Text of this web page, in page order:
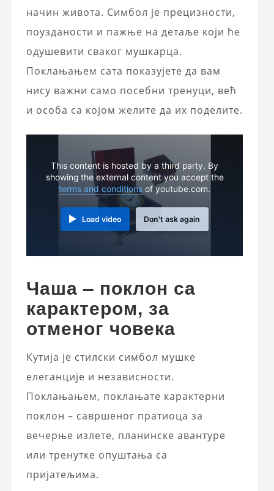
начин живота. Симбол је прецизности,
поузданости и пажње на детаље који ће
одушевити сваког мушкарца.
Поклањањем сата показујете да вам
нису важни само посебни тренуци, већ
и особа са којом желите да их поделите.
This content is hosted by a third party. By
showing the external content you accept the
terms and conditions of youtube.com.
Load video Don't ask again
Чаша – поклон са
карактером, за
отменог човека
Кутија је стилски симбол мушке
елеганције и независности.
Поклањањем, поклањате карактерни
поклон – савршеног пратиоца за
вечерње излете, планинске авантуре
или тренутке опуштања са
пријатељима.